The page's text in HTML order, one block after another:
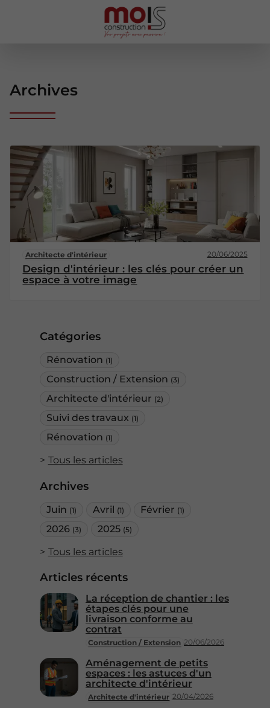
Catégories
Rénovation (1)
Construction / Extension (3)
Architecte d'intérieur (2)
Suivi des travaux (1)
Rénovation (1)
Tous les articles
Archives
Juin (1) Avril (1) Février (1)
2026 (3) 2025 (5)
Tous les articles
Articles récents
Construction / Extension 20/06/2026
La réception de chantier : les
étapes clés pour une
livraison conforme au
contrat
Architecte d'intérieur 20/04/2026
Aménagement de petits
espaces : les astuces d'un
architecte d'intérieur
Archives
Architecte d'intérieur 20/06/2025
Design d'intérieur : les clés pour créer un
espace à votre image